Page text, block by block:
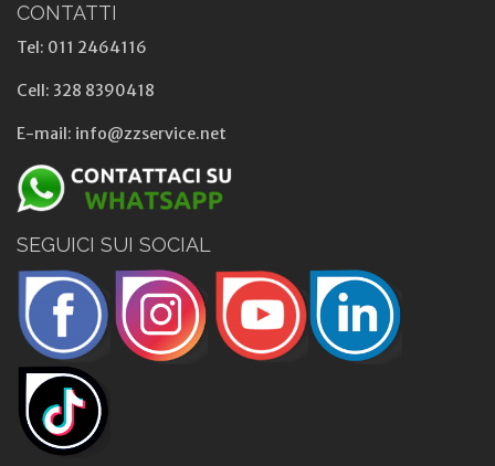
CONTATTI
Tel: 011 2464116
Cell: 328 8390418
E-mail: info@zzservice.net
SEGUICI SUI SOCIAL